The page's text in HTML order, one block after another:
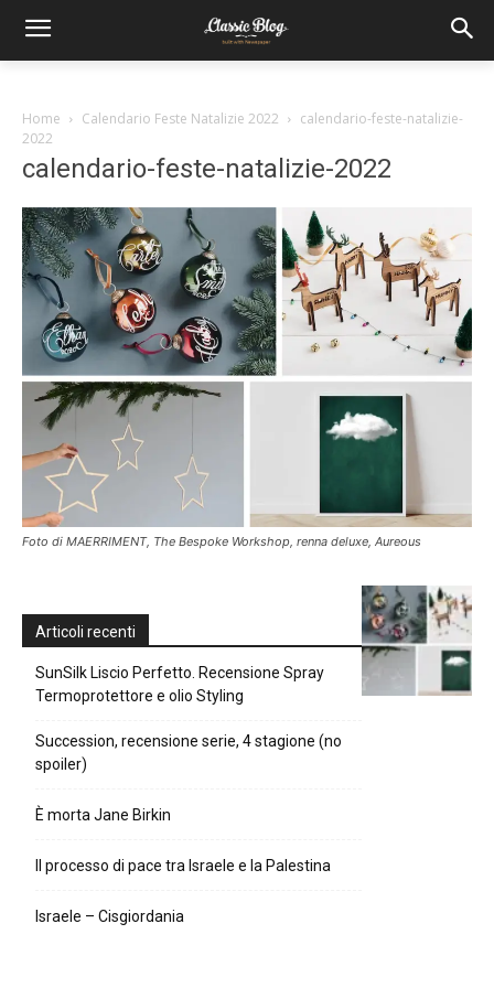
Home Calendario Feste Natalizie 2022
calendario-feste-natalizie-
2022
calendario-feste-natalizie-2022
Foto di MAERRIMENT, The Bespoke Workshop, renna deluxe, Aureous
Articoli recenti
SunSilk Liscio Perfetto. Recensione Spray
Termoprotettore e olio Styling
Succession, recensione serie, 4 stagione (no
spoiler)
È morta Jane Birkin
Il processo di pace tra Israele e la Palestina
Israele – Cisgiordania